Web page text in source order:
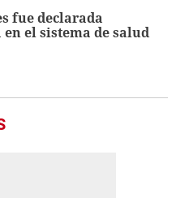
fue declarada
en el sistema de salud